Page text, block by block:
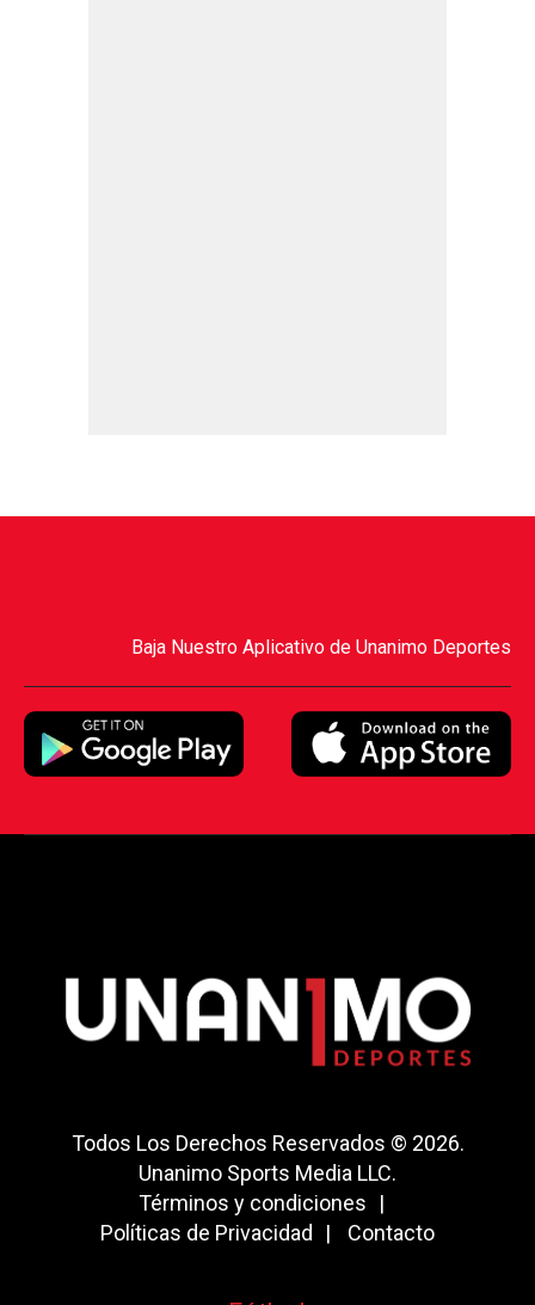
Baja Nuestro Aplicativo de Unanimo Deportes
Todos Los Derechos Reservados © 2026.
Unanimo Sports Media LLC.
Términos y condiciones
Políticas de Privacidad
Contacto